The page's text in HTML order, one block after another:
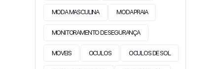
MODA MASCULINA MODA PRAIA
MONITORAMENTO DE SEGURANÇA
MOVEIS OCULOS OCULOS DE SOL